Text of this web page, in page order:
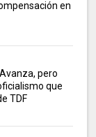
en
pero
que
TDF